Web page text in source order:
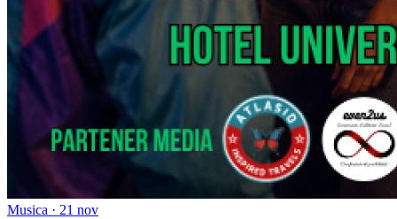
Musica · 21 nov